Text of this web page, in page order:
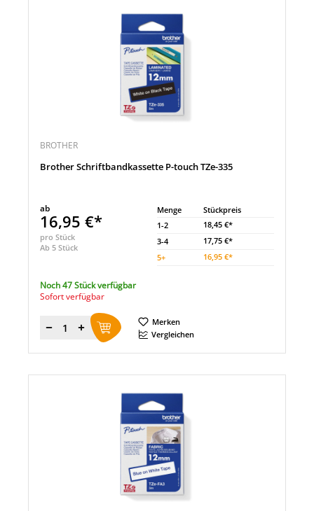
BROTHER
Brother Schriftbandkassette P-touch TZe-335
ab
16,95 €*
pro Stück
Ab 5 Stück
Menge
Stückpreis
1-2
18,45 €*
3-4
17,75 €*
5+ 16,95 €*
Noch 47 Stück verfügbar
Sofort verfügbar
Menge
Merken
Vergleichen